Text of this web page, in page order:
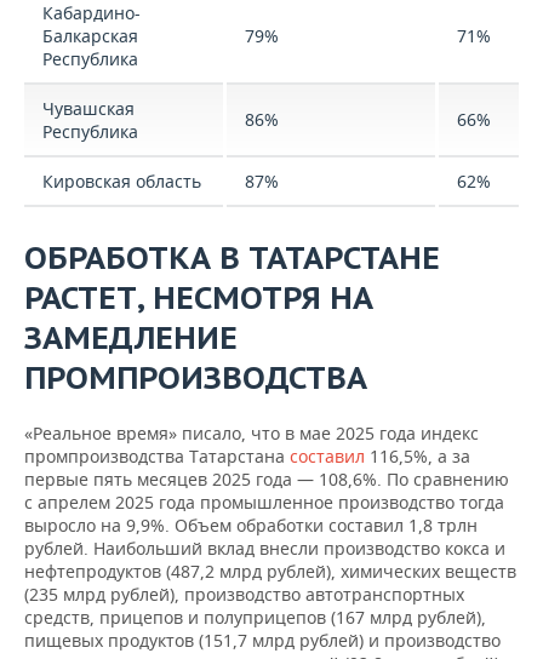
Кабардино-
Балкарская
Республика
79% 71%
Чувашская
Республика
86% 66%
Кировская область 87% 62%
ОБРАБОТКА В ТАТАРСТАНЕ
РАСТЕТ, НЕСМОТРЯ НА
ЗАМЕДЛЕНИЕ
ПРОМПРОИЗВОДСТВА
«Реальное время» писало, что в мае 2025 года индекс
промпроизводства Татарстана составил 116,5%, а за
первые пять месяцев 2025 года — 108,6%. По сравнению
с апрелем 2025 года промышленное производство тогда
выросло на 9,9%. Объем обработки составил 1,8 трлн
рублей. Наибольший вклад внесли производство кокса и
нефтепродуктов (487,2 млрд рублей), химических веществ
(235 млрд рублей), производство автотранспортных
средств, прицепов и полуприцепов (167 млрд рублей),
пищевых продуктов (151,7 млрд рублей) и производство